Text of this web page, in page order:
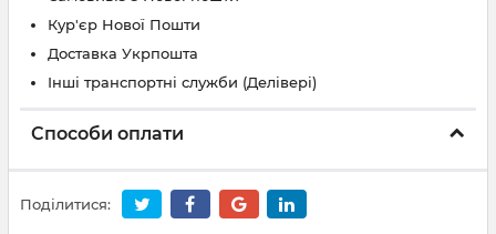
Кур'єр Нової Пошти
Доставка Укрпошта
Інші транспортні служби (Делівері)
Способи оплати
Поділитися: